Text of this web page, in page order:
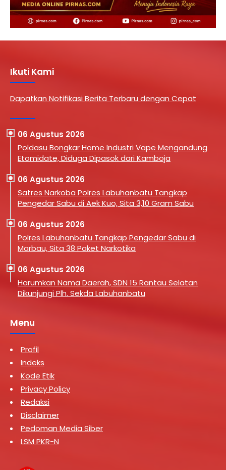
Ikuti Kami
Dapatkan Notifikasi Berita Terbaru dengan Cepat
06 Agustus 2026
Poldasu Bongkar Home Industri Vape Mengandung
Etomidate, Diduga Dipasok dari Kamboja
06 Agustus 2026
Satres Narkoba Polres Labuhanbatu Tangkap
Pengedar Sabu di Aek Kuo, Sita 3,10 Gram Sabu
06 Agustus 2026
Polres Labuhanbatu Tangkap Pengedar Sabu di
Marbau, Sita 38 Paket Narkotika
06 Agustus 2026
Harumkan Nama Daerah, SDN 15 Rantau Selatan
Dikunjungi Plh. Sekda Labuhanbatu
Menu
Profil
Indeks
Kode Etik
Privacy Policy
Redaksi
Disclaimer
Pedoman Media Siber
LSM PKR-N